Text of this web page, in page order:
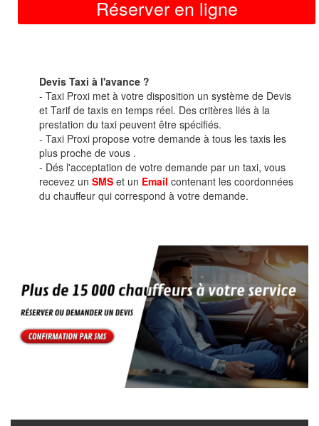
Réserver en ligne
Devis Taxi à l'avance ?
- Taxi Proxi met à votre disposition un système de Devis
et Tarif de taxis en temps réel. Des critères liés à la
prestation du taxi peuvent être spécifiés.
- Taxi Proxi propose votre demande à tous les taxis les
plus proche de vous .
- Dés l'acceptation de votre demande par un taxi, vous
recevez un SMS et un Email contenant les coordonnées
du chauffeur qui correspond à votre demande.